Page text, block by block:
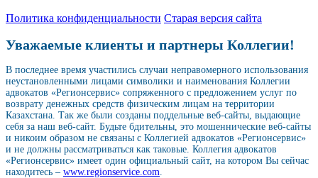
Политика конфиденциальности Старая версия сайта
Уважаемые клиенты и партнеры Коллегии!
В последнее время участились случаи неправомерного использования
неустановленными лицами символики и наименования Коллегии
адвокатов «Регионсервис» сопряженного с предложением услуг по
возврату денежных средств физическим лицам на территории
Казахстана. Так же были созданы поддельные веб-сайты, выдающие
себя за наш веб-сайт. Будьте бдительны, это мошеннические веб-сайты
и никоим образом не связаны с Коллегией адвокатов «Регионсервис»
и не должны рассматриваться как таковые. Коллегия адвокатов
«Регионсервис» имеет один официальный сайт, на котором Вы сейчас
находитесь – www.regionservice.com